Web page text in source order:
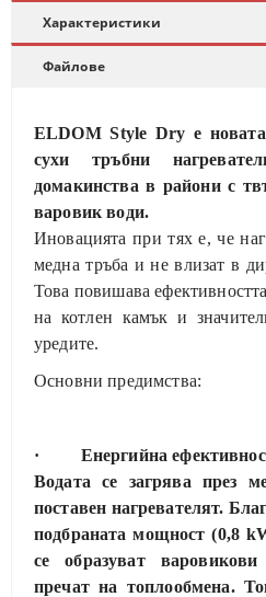
Характеристики
Файлове
ELDOM Style Dry е
сухи тръбни
домакинства в райони с
варовик води.
Иновацията при тях е, че
медна тръба и не влизат в
Това повишава
на котлен камък и
уредите.
Основни предимства:
· Енергийна
Водата се загрява през
поставен нагревателят.
подбраната мощност (0,8
се образуват
пречат на топлообмена.